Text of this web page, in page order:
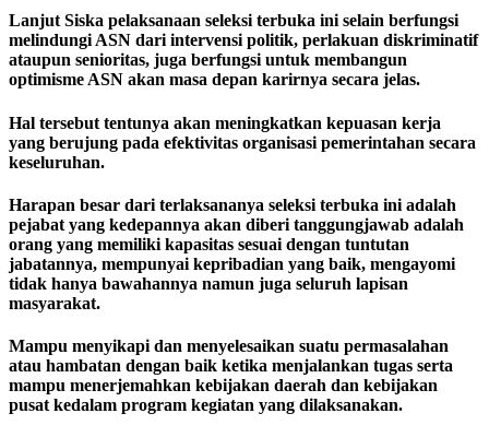
Lanjut Siska pelaksanaan seleksi terbuka ini selain berfungsi
melindungi ASN dari intervensi politik, perlakuan diskriminatif
ataupun senioritas, juga berfungsi untuk membangun
optimisme ASN akan masa depan karirnya secara jelas.
Hal tersebut tentunya akan meningkatkan kepuasan kerja
yang berujung pada efektivitas organisasi pemerintahan secara
keseluruhan.
Harapan besar dari terlaksananya seleksi terbuka ini adalah
pejabat yang kedepannya akan diberi tanggungjawab adalah
orang yang memiliki kapasitas sesuai dengan tuntutan
jabatannya, mempunyai kepribadian yang baik, mengayomi
tidak hanya bawahannya namun juga seluruh lapisan
masyarakat.
Mampu menyikapi dan menyelesaikan suatu permasalahan
atau hambatan dengan baik ketika menjalankan tugas serta
mampu menerjemahkan kebijakan daerah dan kebijakan
pusat kedalam program kegiatan yang dilaksanakan.